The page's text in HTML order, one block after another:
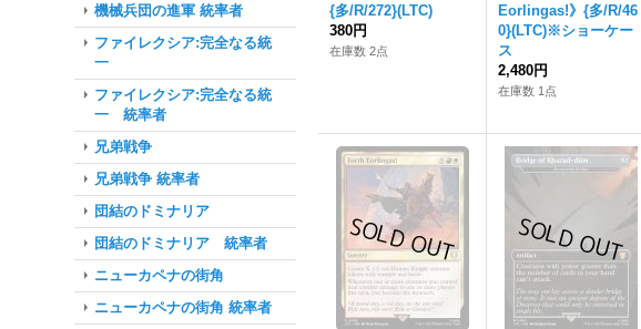
機械兵団の進軍 統率者
ファイレクシア:完全なる統
一
ファイレクシア:完全なる統
一 統率者
兄弟戦争
兄弟戦争 統率者
団結のドミナリア
団結のドミナリア 統率者
ニューカペナの街角
ニューカペナの街角 統率者
{多/R/272}(LTC)
380円
在庫数 2点
Eorlingas!》{多/R/46
0}(LTC)※ショーケー
ス
2,480円
在庫数 1点